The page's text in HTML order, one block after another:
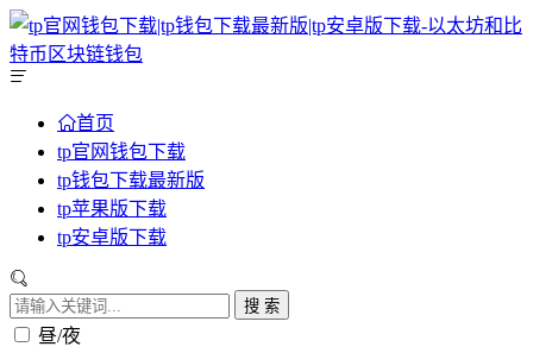
首页
tp官网钱包下载
tp钱包下载最新版
tp苹果版下载
tp安卓版下载
搜 索
昼/夜